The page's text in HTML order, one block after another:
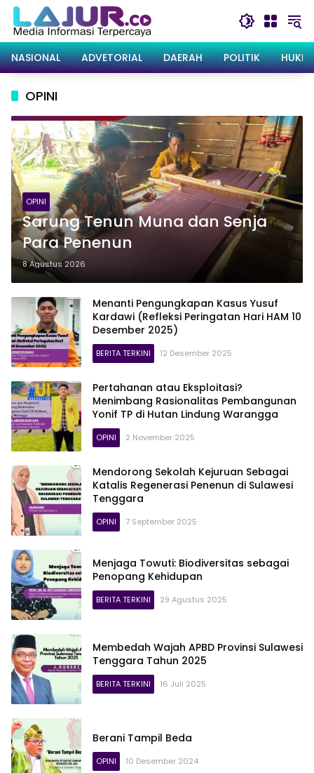
Langsung
konten
NASIONAL
ADVETORIAL DAERAH POLITIK
OPINI
OPINI
Sarung Tenun Muna dan Senja
Para Penenun
8 Agustus 2026
Menanti Pengungkapan Kasus Yusuf
Kardawi (Refleksi Peringatan Hari HAM 10
Desember 2025)
BERITA TERKINI 12 Desember 2025
Pertahanan atau Eksploitasi?
Menimbang Rasionalitas Pembangunan
Yonif TP di Hutan Lindung Warangga
OPINI 2 November 2025
Mendorong Sekolah Kejuruan Sebagai
Katalis Regenerasi Penenun di Sulawesi
Tenggara
OPINI 7 September 2025
Menjaga Towuti: Biodiversitas sebagai
Penopang Kehidupan
BERITA TERKINI 29 Agustus 2025
Membedah Wajah APBD Provinsi Sulawesi
Tenggara Tahun 2025
BERITA TERKINI 16 Juli 2025
Berani Tampil Beda
OPINI 10 Desember 2024